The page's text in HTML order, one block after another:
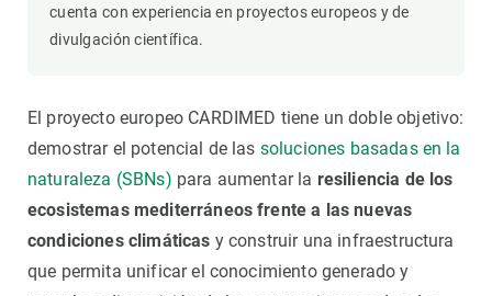
cuenta con experiencia en proyectos europeos y de
divulgación científica.
El proyecto europeo CARDIMED tiene un doble objetivo:
demostrar el potencial de las soluciones basadas en la
naturaleza (SBNs) para aumentar la resiliencia de los
ecosistemas mediterráneos frente a las nuevas
condiciones climáticas y construir una infraestructura
que permita unificar el conocimiento generado y